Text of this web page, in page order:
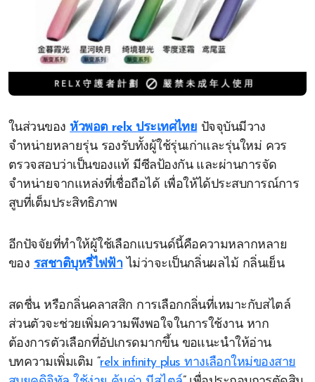
ในส่วนของ หัวพอต relx ประเทศไทย ปัจจุบันมีวาง
จำหน่ายหลายรุ่น รองรับทั้งผู้ใช้รุ่นเก่าและรุ่นใหม่ ควร
ตรวจสอบว่าเป็นของแท้ มีซีลป้องกัน และผ่านการจัด
จำหน่ายจากแหล่งที่เชื่อถือได้ เพื่อให้ได้ประสบการณ์การ
สูบที่เต็มประสิทธิภาพ
อีกปัจจัยที่ทำให้ผู้ใช้เลือกแบรนด์นี้คือความหลากหลาย
ของ รสชาติบุหรี่ไฟฟ้าไม่ว่าจะเป็นกลิ่นผลไม้ กลิ่นเย็น
สดชื่น หรือกลิ่นคลาสสิก การเลือกกลิ่นที่เหมาะกับสไตล์
ส่วนตัวจะช่วยเพิ่มความพึงพอใจในการใช้งาน หาก
ต้องการตัวเลือกที่อัปเกรดมากขึ้น ขอแนะนำให้อ่าน
บทความเพิ่มเติม “relx infinity plus ทางเลือกใหม่ของสาย